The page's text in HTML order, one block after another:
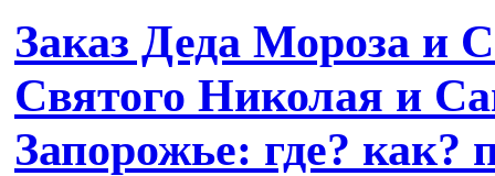
Заказ Деда Мороза и
Святого Николая и
Запорожье: где? как?